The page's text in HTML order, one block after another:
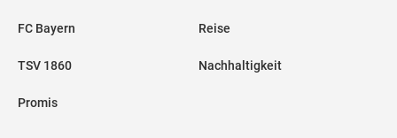
FC Bayern
TSV 1860
Promis
Reise
Nachhaltigkeit